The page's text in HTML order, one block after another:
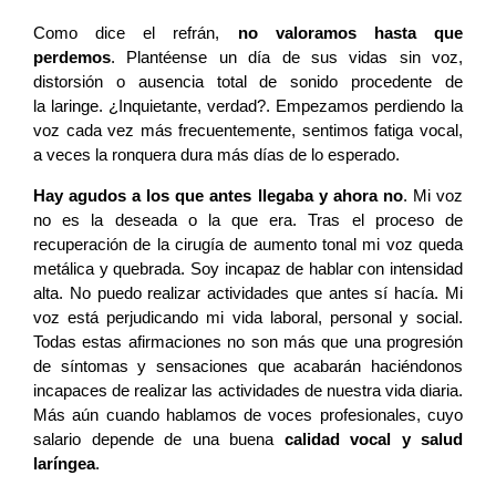
Como dice el refrán, no valoramos hasta que
perdemos. Plantéense un día de sus vidas sin voz,
distorsión o ausencia total de sonido procedente de
la laringe. ¿Inquietante, verdad?. Empezamos perdiendo la
voz cada vez más frecuentemente, sentimos fatiga vocal,
a veces la ronquera dura más días de lo esperado.
Hay agudos a los que antes llegaba y ahora no. Mi voz
no es la deseada o la que era. Tras el proceso de
recuperación de la cirugía de aumento tonal mi voz queda
metálica y quebrada. Soy incapaz de hablar con intensidad
alta. No puedo realizar actividades que antes sí hacía. Mi
voz está perjudicando mi vida laboral, personal y social.
Todas estas afirmaciones no son más que una progresión
de síntomas y sensaciones que acabarán haciéndonos
incapaces de realizar las actividades de nuestra vida diaria.
Más aún cuando hablamos de voces profesionales, cuyo
salario depende de una buena calidad vocal y salud
laríngea.